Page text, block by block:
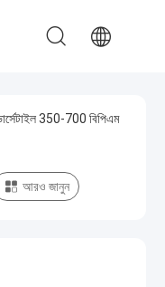
350-700 বিপিএম
আরও জানুন